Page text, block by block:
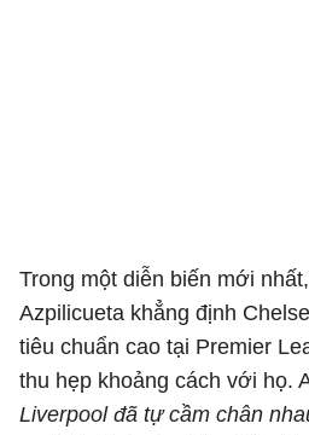
Trong một diễn biến mới
Azpilicueta khẳng định
tiêu chuẩn cao tại Premier
thu hẹp khoảng cách với họ.
Liverpool đã tự cầm chân